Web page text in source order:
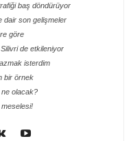
baş döndürüyor
dair son gelişmeler
göre
de etkileniyor
isterdim
bir örnek
olacak?